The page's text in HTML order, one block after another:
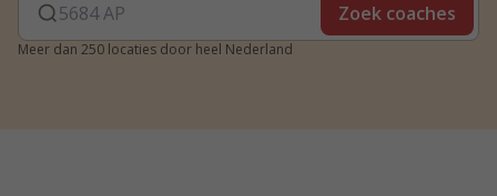
Zoek coaches
Meer dan 250 locaties door heel Nederland